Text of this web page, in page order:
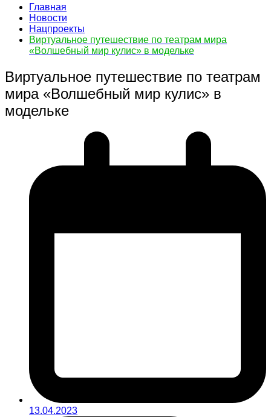
Главная
Новости
Нацпроекты
Виртуальное путешествие по театрам мира
«Волшебный мир кулис» в модельке
Виртуальное путешествие по театрам
мира «Волшебный мир кулис» в
модельке
13.04.2023